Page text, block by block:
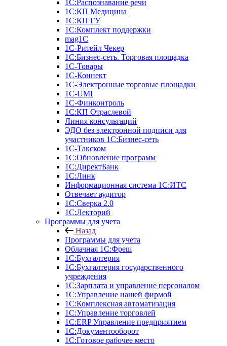
1С:Распознавание речи
1С:КП Медицина
1С:КП ГУ
1С:Комплект поддержки
mag1C
1С-Ритейл Чекер
1С:Бизнес-сеть. Торговая площадка
1С-Товары
1С-Коннект
1С-Электронные торговые площадки
1C-UMI
1С-Финконтроль
1С:КП Отраслевой
Линия консультаций
ЭДО без электронной подписи для
участников 1С:Бизнес-сеть
1С-Такском
1С:Обновление программ
1С:ДиректБанк
1С:Линк
Информационная система 1С:ИТС
Отвечает аудитор
1С:Сверка 2.0
1С:Лекторий
Программы для учета
Назад
Программы для учета
Облачная 1С:Фреш
1С:Бухгалтерия
1С:Бухгалтерия государственного
учреждения
1С:Зарплата и управление персоналом
1С:Управление нашей фирмой
1С:Комплексная автоматизация
1С:Управление торговлей
1С:ERP Управление предприятием
1С:Документооборот
1C:Готовое рабочее место